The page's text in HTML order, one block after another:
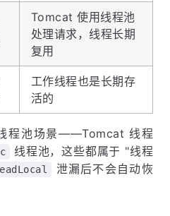
Tomcat 使用线程池
处理请求，线程长期
复用
工作线程也是长期存
活的
程池场景——Tomcat 线程
线程池，这些都属于 "线程
泄漏后不会自动恢